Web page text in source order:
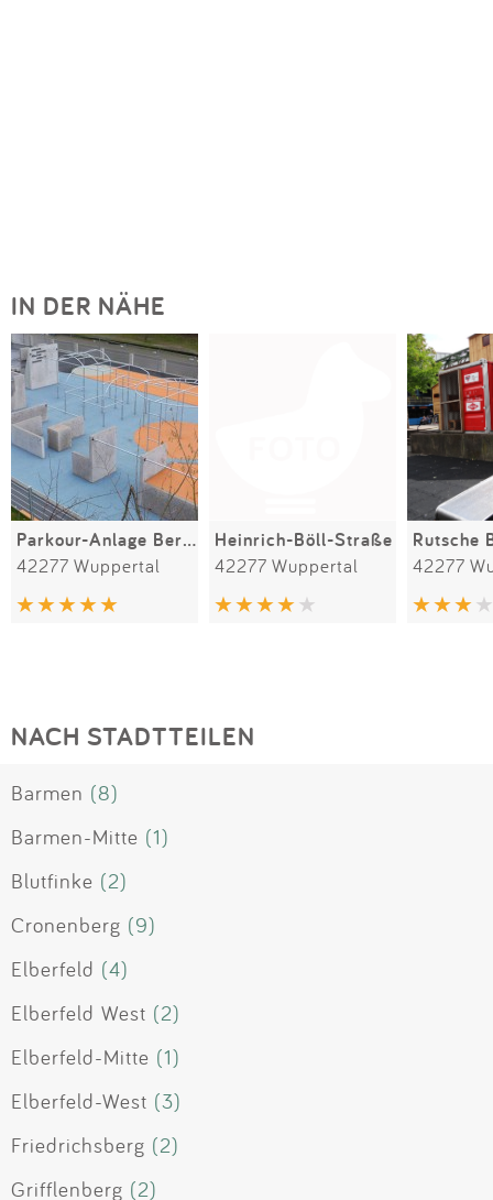
IN DER NÄHE
Parkour-Anlage Bergisches Plateau
42277 Wuppertal
Heinrich-Böll-Straße
42277 Wuppertal 42277
NACH STADTTEILEN
Barmen (8)
Barmen-Mitte (1)
Blutfinke (2)
Cronenberg (9)
Elberfeld (4)
Elberfeld West (2)
Elberfeld-Mitte (1)
Elberfeld-West (3)
Friedrichsberg (2)
Grifflenberg (2)